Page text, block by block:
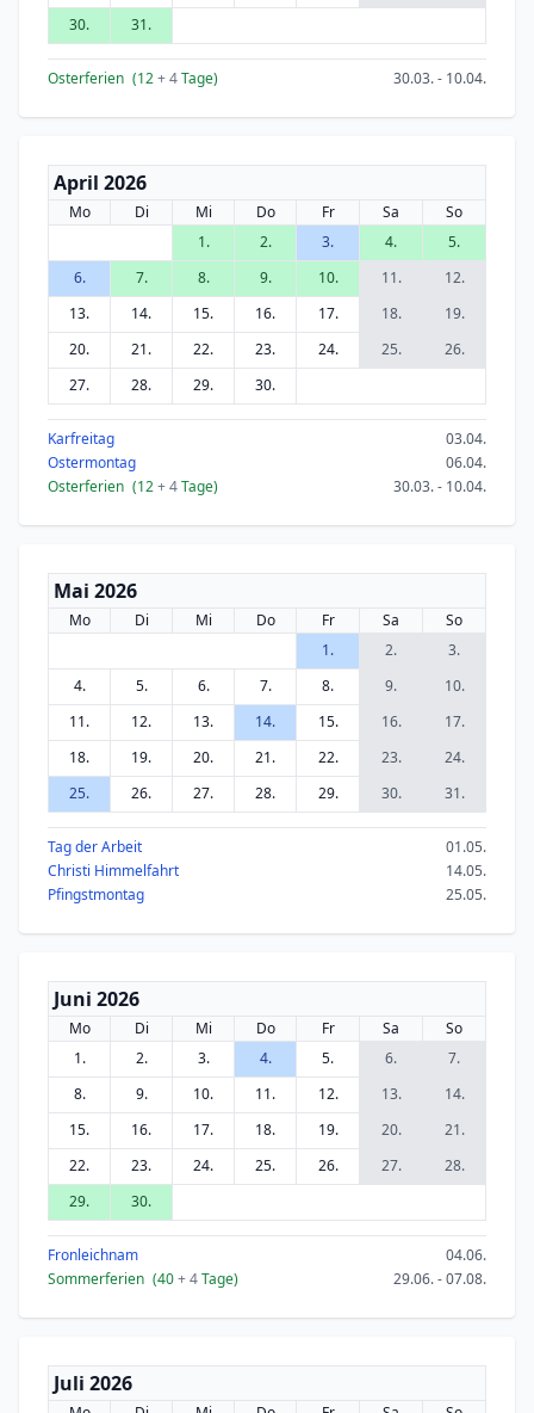
30.
31.
Osterferien (12+ 4Tage) 30.03. - 10.04.
April 2026
Mo Di Mi Do Fr Sa
So
1.
2. 3. 4.
5.
6.
7. 8. 9. 10. 11.
12.
13.
14. 15. 16. 17. 18.
19.
20.
21. 22. 23. 24. 25.
26.
27.
28. 29. 30.
Karfreitag
03.04.
Ostermontag
06.04.
Osterferien (12+ 4Tage) 30.03. - 10.04.
Mai 2026
Mo Di Mi Do Fr Sa
So
1.
2.
3.
4.
5. 6. 7. 8. 9.
10.
11.
12. 13. 14. 15. 16.
17.
18.
19. 20. 21. 22. 23.
24.
25.
26. 27. 28. 29. 30. 31.
Tag der Arbeit
01.05.
Christi Himmelfahrt
14.05.
Pfingstmontag
25.05.
Juni 2026
Mo Di Mi Do Fr Sa
So
1.
2. 3. 4. 5. 6.
7.
8.
9. 10. 11. 12. 13.
14.
15.
16. 17. 18. 19. 20.
21.
22.
23. 24. 25. 26. 27.
28.
29.
30.
Fronleichnam
04.06.
Sommerferien (40+ 4Tage) 29.06. - 07.08.
Juli 2026